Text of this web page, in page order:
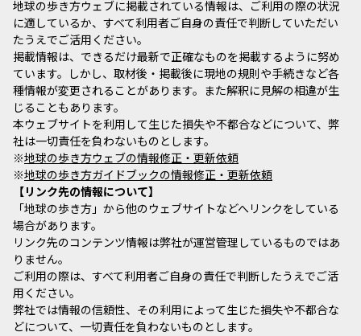
地球の歩き方ウェブに掲載されている情報は、ご利用の際の状況
に適しているか、すべて利用者ご自身の責任で判断していただい
たうえでご活用ください。
掲載情報は、できるだけ最新で正確なものを掲載するように努め
ています。しかし、取材後・掲載後に現地の規則や手続きなど各
種情報が変更されることがあります。また解釈に見解の相違が生
じることもあります。
本ウェブサイトを利用して生じた損失や不都合などについて、弊
社は一切責任を負わないものとします。
※地球の歩き方ウェブの情報修正・更新依頼
※地球の歩き方ガイドブックの情報修正・更新依頼
リンク先の情報について
「地球の歩き方」から他のウェブサイトなどへリンクをしている
場合があります。
リンク先のコンテンツ情報は弊社が運営管理しているものではあ
りません。
ご利用の際は、すべて利用者ご自身の責任で判断したうえでご活
用ください。
弊社では情報の信頼性、その利用によって生じた損失や不都合な
どについて、一切責任を負わないものとします。